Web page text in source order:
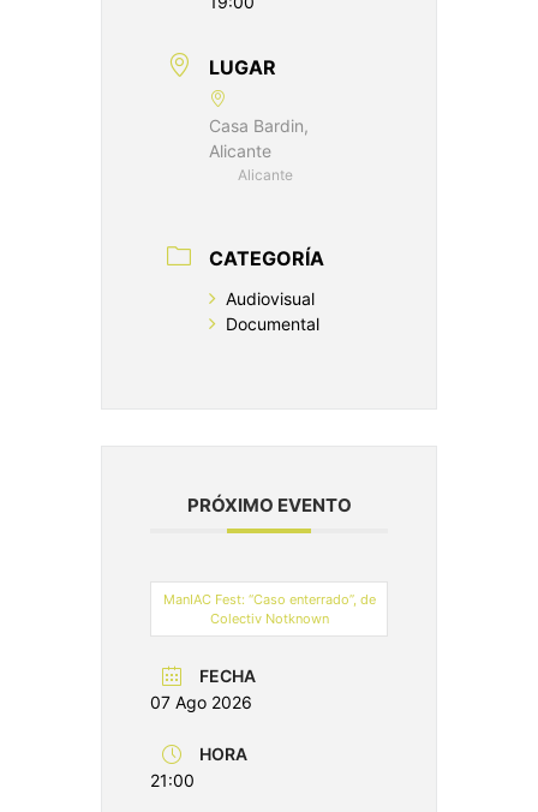
LUGAR
Casa Bardin,
Alicante
Alicante
CATEGORÍA
Audiovisual
Documental
PRÓXIMO EVENTO
ManIAC Fest: “Caso enterrado”, de
Colectiv Notknown
FECHA
07 Ago 2026
HORA
21:00